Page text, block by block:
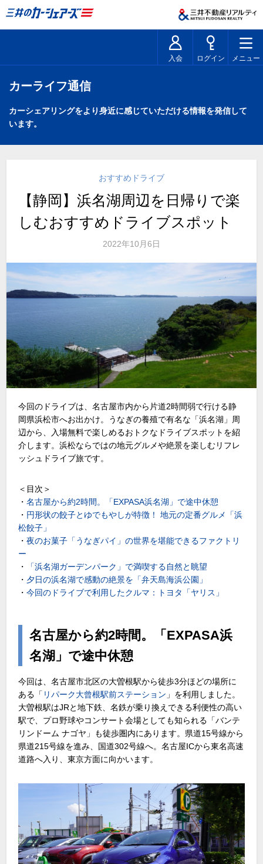
入会 ログイン メニュー
カーライフ通信
カーシェアリングをより身近に感じていただける情報を発信して
います。
おすすめドライブ
【静岡】浜名湖周辺を日帰りで楽
しむおすすめドライブスポット
2022年10月6日
今回のドライブは、名古屋市内から片道2時間弱で行ける静
岡県浜松市へお出かけ。うなぎの養殖で有名な「浜名湖」周
辺から、入場無料で楽しめるおトクなドライブスポットを紹
介します。浜松ならではの地元グルメや絶景を楽しむリフレ
ッシュドライブ旅です。
＜目次＞
・名古屋から約2時間。「EXPASA浜名湖」で途中休憩
・ 円形状の餃子とゆでもやしが特徴！ 地元の定番グルメ「浜
松餃子」
・夜のお菓子「うなぎパイ」の世界を堪能できるファクトリ
ー
・
「浜名湖ガーデンパーク」で満喫する自然と眺望
・ 夕日の浜名湖で感動の絶景を「弁天島海浜公園」
・今回のドライブで利用したクルマ：トヨタ「ヤリス」
名古屋から約2時間。「EXPASA浜
名湖」で途中休憩
今回は、名古屋市北区の大曽根駅から徒歩3分ほどの場所に
ある「 リパーク大曾根駅前ステーション 」を利用しました。
大曽根駅はJRと地下鉄、名鉄が乗り換えできる利便性の高い
駅で、プロ野球やコンサート会場としても知られる「バンテ
リンドーム ナゴヤ」も徒歩圏内にあります。県道15号線から
県道215号線を進み、国道302号線へ。名古屋ICから東名高速
道路へ入り、東京方面に向かいます。